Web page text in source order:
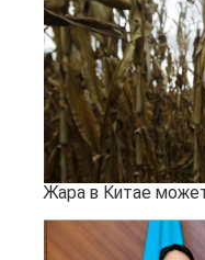
Жара в Китае